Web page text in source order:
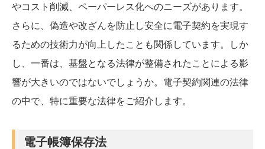
やコスト削減、ペーパーレス化へのニーズがあります。
さらに、偽造や改ざんを防止し安全に電子契約を実現す
るための技術力が向上したことも関係しています。しか
し、一番は、基盤となる法律が整備されたことによる影
響が大きいのではないでしょうか。電子契約関連の法律
の中で、特に重要な法律をご紹介します。
電子帳簿保存法